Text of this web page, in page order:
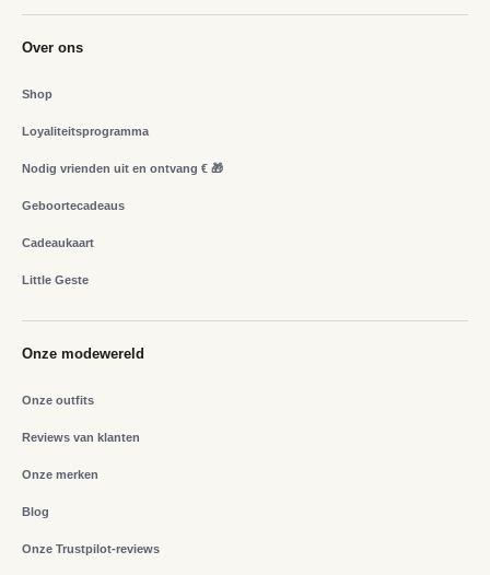
Over ons
Shop
Loyaliteitsprogramma
Nodig vrienden uit en ontvang € 🎁
Geboortecadeaus
Cadeaukaart
Little Geste
Onze modewereld
Onze outfits
Reviews van klanten
Onze merken
Blog
Onze Trustpilot-reviews